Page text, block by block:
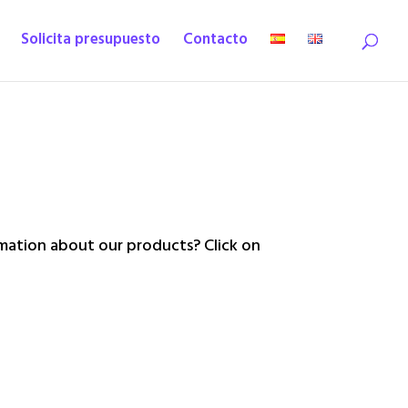
Solicita presupuesto Contacto
about our products? Click on